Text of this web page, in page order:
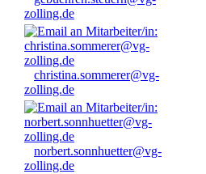
zolling.de
christina.sommerer@vg-
zolling.de
norbert.sonnhuetter@vg-
zolling.de